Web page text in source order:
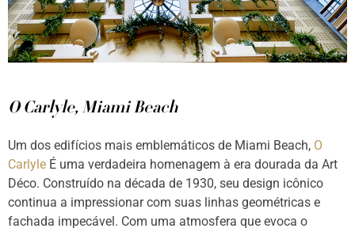
O Carlyle, Miami Beach
Um dos edifícios mais emblemáticos de Miami Beach, O
Carlyle É uma verdadeira homenagem à era dourada da Art
Déco. Construído na década de 1930, seu design icônico
continua a impressionar com suas linhas geométricas e
fachada impecável. Com uma atmosfera que evoca o